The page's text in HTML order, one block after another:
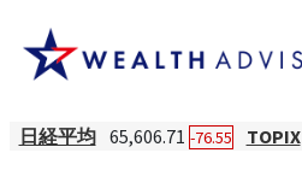
日経平均 65,606.71 -76.55 TOPIX